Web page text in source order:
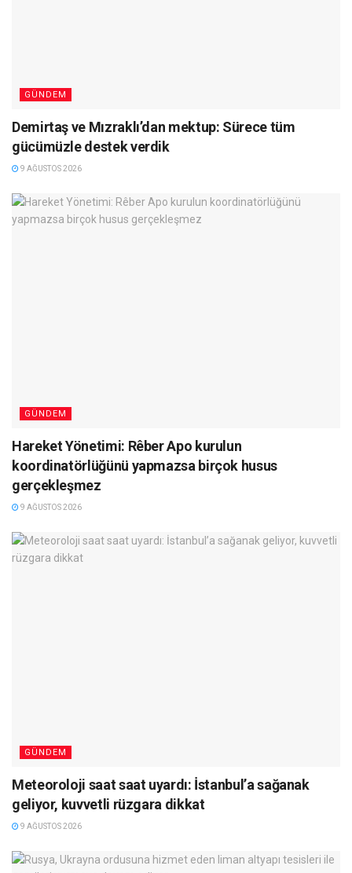
GÜNDEM
Demirtaş ve Mızraklı’dan mektup: Sürece tüm
gücümüzle destek verdik
9 AĞUSTOS 2026
GÜNDEM
Hareket Yönetimi: Rêber Apo kurulun
koordinatörlüğünü yapmazsa birçok husus
gerçekleşmez
9 AĞUSTOS 2026
GÜNDEM
Meteoroloji saat saat uyardı: İstanbul’a sağanak
geliyor, kuvvetli rüzgara dikkat
9 AĞUSTOS 2026